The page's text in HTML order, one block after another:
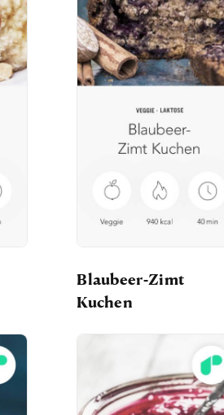
Blaubeer-Zimt
Kuchen